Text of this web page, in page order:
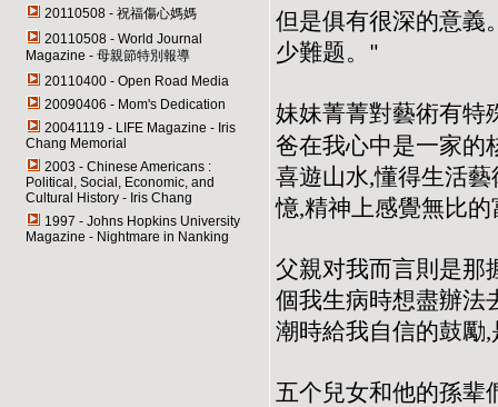
20110508 - 祝福傷心媽媽
20110508 - World Journal
Magazine - 母親節特別報導
20110400 - Open Road Media
20090406 - Mom's Dedication
20041119 - LIFE Magazine - Iris
Chang Memorial
2003 - Chinese Americans :
Political, Social, Economic, and
Cultural History - Iris Chang
1997 - Johns Hopkins University
Magazine - Nightmare in Nanking
但是俱有很深的意義
少難题。
"
妹妹菁菁對藝術有特
爸在我心中是一家的
喜遊山水,懂得生活
憶,精神上感覺無比的
父親对我而言則是那
個我生病時想盡辦法
潮時給我自信的鼓勵
五个兒女和他的孫辈